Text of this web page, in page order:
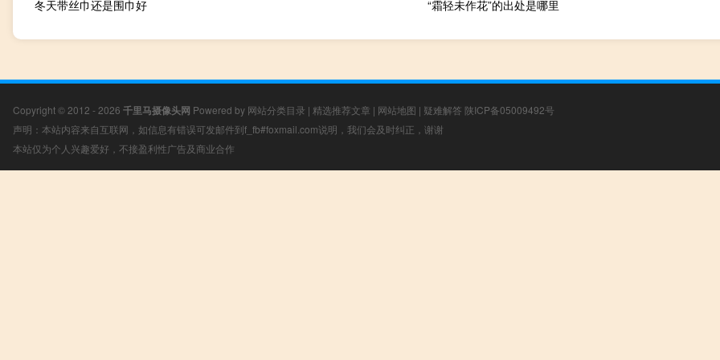
冬天带丝巾还是围巾好 “霜轻未作花”的出处是哪里
Copyright © 2012 - 2026 千里马摄像头网 Powered by 网站分类目录 | 精选推荐文章 | 网站地图 | 疑难解答 陕ICP备05009492号
声明：本站内容来自互联网，如信息有错误可发邮件到f_fb#foxmail.com说明，我们会及时纠正，谢谢
本站仅为个人兴趣爱好，不接盈利性广告及商业合作